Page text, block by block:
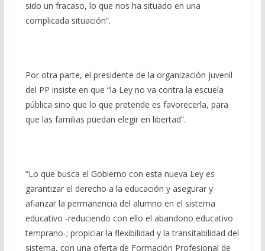
sido un fracaso, lo que nos ha situado en una
complicada situación”.
Por otra parte, el presidente de la organización juvenil
del PP insiste en que “la Ley no va contra la escuela
pública sino que lo que pretende es favorecerla, para
que las familias puedan elegir en libertad”.
“Lo que busca el Gobierno con esta nueva Ley es
garantizar el derecho a la educación y asegurar y
afianzar la permanencia del alumno en el sistema
educativo -reduciendo con ello el abandono educativo
temprano-; propiciar la flexibilidad y la transitabilidad del
sistema, con una oferta de Formación Profesional de